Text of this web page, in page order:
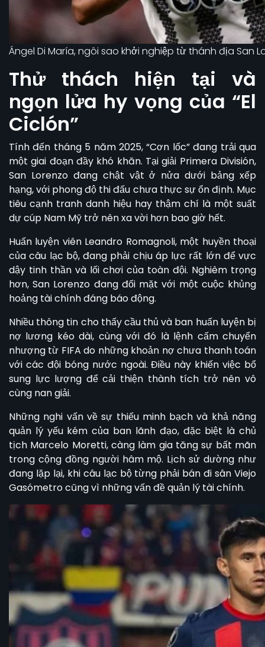
Ángel Di María, ngôi sao khởi nghiệp từ thánh địa San
Thử thách hiện tại và
ngọn lửa hy vọng của “El
Ciclón”
Tính đến tháng 5 năm 2025, “Cơn lốc” đang trải qua
một giai đoạn đầy khó khăn. Tại giải Primera División,
San Lorenzođang chật vật ở nửa dưới bảng xếp
hạng, với phong độ thi đấu chưa thực sự ổn định. Mục
tiêu cạnh tranh danh hiệu hay thậm chí là một suất
dự cúp Nam Mỹ trở nên xa vời hơn bao giờ hết.
Huấn luyện viên Leandro Romagnoli, một huyền thoại
của câu lạc bộ, đang phải chịu áp lực rất lớn để vực
dậy tinh thần và lối chơi của toàn đội. Nghiêm trọng
hơn,San Lorenzo đang đối mặt với một cuộc khủng
hoảng tài chính đáng báo động.
Nhiều thông tin cho thấy cầu thủ và ban huấn luyện bị
nợ lương kéo dài, cùng với đó là lệnh cấm chuyển
nhượng từ FIFA do những khoản nợ chưa thanh toán
với các đội bóng nước ngoài. Điều này khiến việc bổ
sung lực lượng để cải thiện thành tích trở nên vô
cùng nan giải.
Những nghi vấn về sự thiếu minh bạch và khả năng
quản lý yếu kém của ban lãnh đạo, đặc biệt là chủ
tịch Marcelo Moretti, càng làm gia tăng sự bất mãn
trong cộng đồng người hâm mộ. Lịch sử dường như
đang lặp lại, khi câu lạc bộ từng phải bán đi sân Viejo
Gasómetro cũng vì những vấn đề quản lý tài chính.